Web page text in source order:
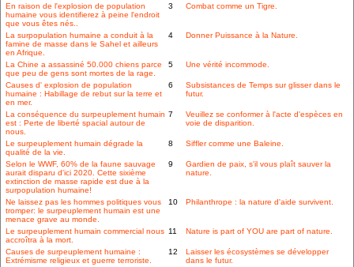
En raison de l'explosion de population
humaine vous identifierez à peine l'endroit
que vous êtes nés..
3 Combat comme un Tigre.
La surpopulation humaine a conduit à la
famine de masse dans le Sahel et ailleurs
en Afrique.
4 Donner Puissance à la Nature.
La Chine a assassiné 50.000 chiens parce
que peu de gens sont mortes de la rage.
5 Une vérité incommode.
Causes d' explosion de population
humaine : Habillage de rebut sur la terre et
en mer.
6
Subsistances de Temps sur glisser dans le
futur.
La conséquence du surpeuplement humain
est : Perte de liberté spacial autour de
nous.
7
Veuillez se conformer à l'acte d'espèces en
voie de disparition.
Le surpeuplement humain dégrade la
qualité de la vie.
8 Siffler comme une Baleine.
Selon le WWF, 60% de la faune sauvage
aurait disparu d'ici 2020. Cette sixième
extinction de masse rapide est due à la
surpopulation humaine!
9
Gardien de paix, s'il vous plaît sauver la
nature.
Ne laissez pas les hommes politiques vous
tromper: le surpeuplement humain est une
menace grave au monde.
10 Philanthrope : la nature d'aide survivent.
Le surpeuplement humain commercial nous
accroîtra à la mort.
11 Nature is part of YOU are part of nature.
Causes de surpeuplement humaine :
Extrémisme religieux et guerre terroriste.
12
Laisser les écosystèmes se développer
dans le futur.